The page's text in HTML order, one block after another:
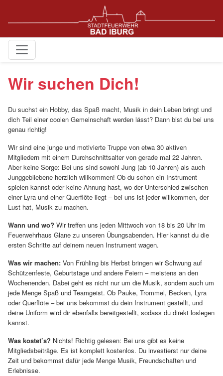
Wir suchen Dich!
Du suchst ein Hobby, das Spaß macht, Musik in dein Leben bringt und
dich Teil einer coolen Gemeinschaft werden lässt? Dann bist du bei uns
genau richtig!
Wir sind eine junge und motivierte Truppe von etwa 30 aktiven
Mitgliedern mit einem Durchschnittsalter von gerade mal 22 Jahren.
Aber keine Sorge: Bei uns sind sowohl Jung (ab 10 Jahren) als auch
Junggebliebene herzlich willkommen! Ob du schon ein Instrument
spielen kannst oder keine Ahnung hast, wo der Unterschied zwischen
einer Lyra und einer Querflöte liegt – bei uns ist jeder willkommen, der
Lust hat, Musik zu machen.
Wann und wo? Wir treffen uns jeden Mittwoch von 18 bis 20 Uhr im
Feuerwehrhaus Glane zu unseren Übungsabenden. Hier kannst du die
ersten Schritte auf deinem neuen Instrument wagen.
Was wir machen: Von Frühling bis Herbst bringen wir Schwung auf
Schützenfeste, Geburtstage und andere Feiern – meistens an den
Wochenenden. Dabei geht es nicht nur um die Musik, sondern auch um
jede Menge Spaß und Teamgeist. Ob Pauke, Trommel, Becken, Lyra
oder Querflöte – bei uns bekommst du dein Instrument gestellt, und
deine Uniform wird dir ebenfalls bereitgestellt, sodass du direkt loslegen
kannst.
Was kostet’s? Nichts! Richtig gelesen: Bei uns gibt es keine
Mitgliedsbeiträge. Es ist komplett kostenlos. Du investierst nur deine
Zeit und bekommst dafür jede Menge Musik, Freundschaften und
Erlebnisse.